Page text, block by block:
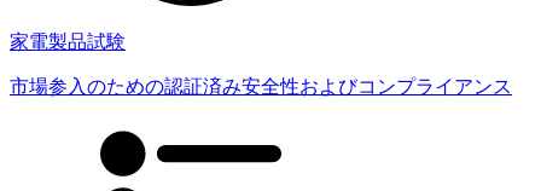
家電製品試験
市場参入のための認証済み安全性およびコンプライアンス